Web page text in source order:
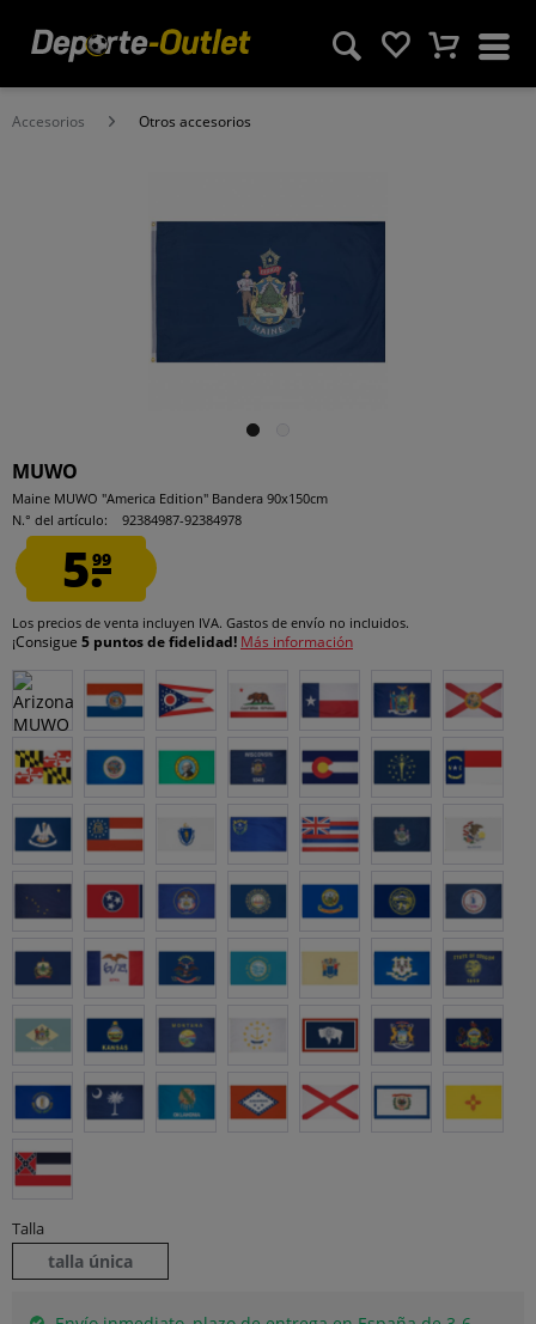
Accesorios Otros accesorios
MUWO
Maine MUWO "America Edition" Bandera 90x150cm
N.° del artículo:
92384987-92384978
5.99
Los precios de venta incluyen IVA. Gastos de envío no incluidos.
¡Consigue 5 puntos de fidelidad! Más información
Talla
talla única